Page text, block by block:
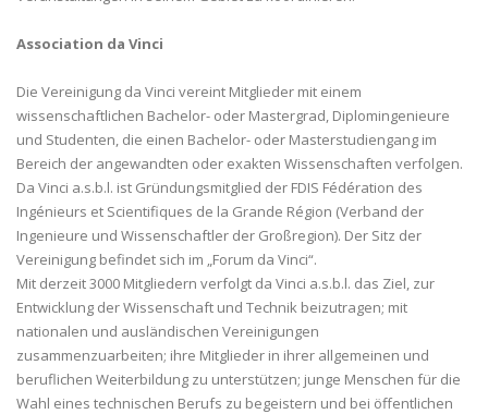
Association da Vinci
Die Vereinigung da Vinci vereint Mitglieder mit einem
wissenschaftlichen Bachelor- oder Mastergrad, Diplomingenieure
und Studenten, die einen Bachelor- oder Masterstudiengang im
Bereich der angewandten oder exakten Wissenschaften verfolgen.
Da Vinci a.s.b.l. ist Gründungsmitglied der FDIS Fédération des
Ingénieurs et Scientifiques de la Grande Région (Verband der
Ingenieure und Wissenschaftler der Großregion). Der Sitz der
Vereinigung befindet sich im „Forum da Vinci“.
Mit derzeit 3000 Mitgliedern verfolgt da Vinci a.s.b.l. das Ziel, zur
Entwicklung der Wissenschaft und Technik beizutragen; mit
nationalen und ausländischen Vereinigungen
zusammenzuarbeiten; ihre Mitglieder in ihrer allgemeinen und
beruflichen Weiterbildung zu unterstützen; junge Menschen für die
Wahl eines technischen Berufs zu begeistern und bei öffentlichen